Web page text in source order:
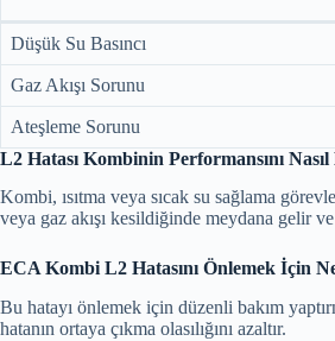
Düşük Su Basıncı
Gaz Akışı Sorunu
Ateşleme Sorunu
L2 Hatası Kombinin Performansını
Kombi, ısıtma veya sıcak su sağlama
veya gaz akışı kesildiğinde meydana gelir
ECA Kombi L2 Hatasını Önlemek İçin
Bu hatayı önlemek için düzenli bakım
hatanın ortaya çıkma olasılığını azaltır.